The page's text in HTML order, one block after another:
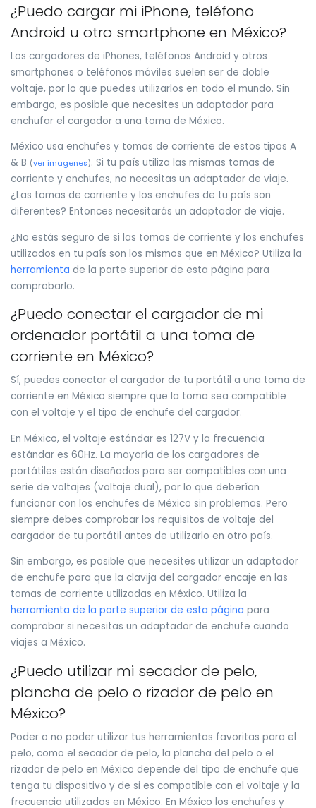
¿Puedo cargar mi iPhone, teléfono
Android u otro smartphone en México?
Los cargadores de iPhones, teléfonos Android y otros
smartphones o teléfonos móviles suelen ser de doble
voltaje, por lo que puedes utilizarlos en todo el mundo. Sin
embargo, es posible que necesites un adaptador para
enchufar el cargador a una toma de México.
México usa enchufes y tomas de corriente de estos tipos A
& B (ver imagenes). Si tu país utiliza las mismas tomas de
corriente y enchufes, no necesitas un adaptador de viaje.
¿Las tomas de corriente y los enchufes de tu país son
diferentes? Entonces necesitarás un adaptador de viaje.
¿No estás seguro de si las tomas de corriente y los enchufes
utilizados en tu país son los mismos que en México? Utiliza la
herramienta de la parte superior de esta página para
comprobarlo.
¿Puedo conectar el cargador de mi
ordenador portátil a una toma de
corriente en México?
Sí, puedes conectar el cargador de tu portátil a una toma de
corriente en México siempre que la toma sea compatible
con el voltaje y el tipo de enchufe del cargador.
En México, el voltaje estándar es 127V y la frecuencia
estándar es 60Hz. La mayoría de los cargadores de
portátiles están diseñados para ser compatibles con una
serie de voltajes (voltaje dual), por lo que deberían
funcionar con los enchufes de México sin problemas. Pero
siempre debes comprobar los requisitos de voltaje del
cargador de tu portátil antes de utilizarlo en otro país.
Sin embargo, es posible que necesites utilizar un adaptador
de enchufe para que la clavija del cargador encaje en las
tomas de corriente utilizadas en México. Utiliza la
herramienta de la parte superior de esta página para
comprobar si necesitas un adaptador de enchufe cuando
viajes a México.
¿Puedo utilizar mi secador de pelo,
plancha de pelo o rizador de pelo en
México?
Poder o no poder utilizar tus herramientas favoritas para el
pelo, como el secador de pelo, la plancha del pelo o el
rizador de pelo en México depende del tipo de enchufe que
tenga tu dispositivo y de si es compatible con el voltaje y la
frecuencia utilizados en México. En México los enchufes y